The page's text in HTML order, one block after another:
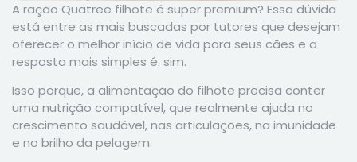
A ração Quatree filhote é super premium? Essa dúvida
está entre as mais buscadas por tutores que desejam
oferecer o melhor início de vida para seus cães e a
resposta mais simples é: sim.
Isso porque, a alimentação do filhote precisa conter
uma nutrição compatível, que realmente ajuda no
crescimento saudável, nas articulações, na imunidade
e no brilho da pelagem.